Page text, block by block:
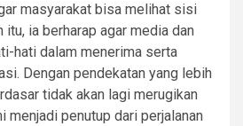
masyarakat bisa melihat sisi
ia berharap agar media dan
hati dalam menerima serta
Dengan pendekatan yang lebih
tidak akan lagi merugikan
menjadi penutup dari perjalanan